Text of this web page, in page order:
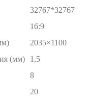
32767*32767
16:9
2035×1100
(мм)
1,5
8
20